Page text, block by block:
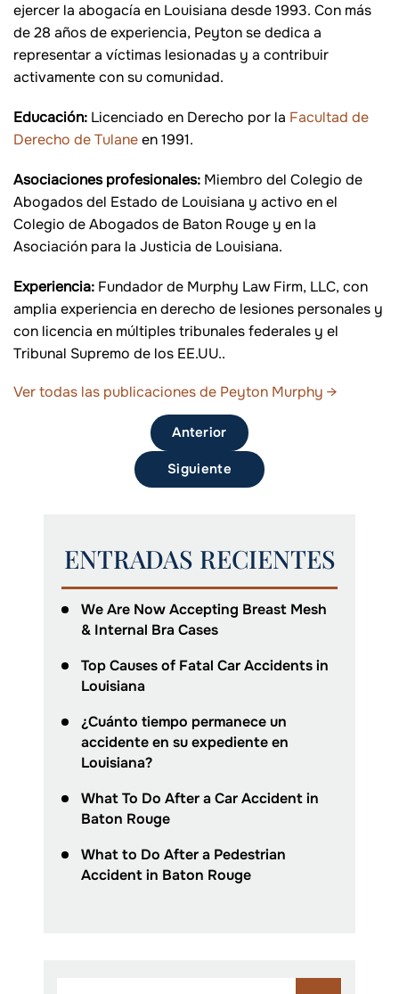
ejercer la abogacía en Louisiana desde 1993. Con más
de 28 años de experiencia, Peyton se dedica a
representar a víctimas lesionadas y a contribuir
activamente con su comunidad.
Educación: Licenciado en Derecho por la Facultad de
Derecho de Tulaneen 1991.
Asociaciones profesionales: Miembro del Colegio de
Abogados del Estado de Louisiana y activo en el
Colegio de Abogados de Baton Rouge y en la
Asociación para la Justicia de Louisiana.
Experiencia: Fundador de Murphy Law Firm, LLC, con
amplia experiencia en derecho de lesiones personales y
con licencia en múltiples tribunales federales y el
Tribunal Supremo de los EE.UU..
Ver todas las publicaciones de Peyton Murphy →
Anterior
Siguiente
ENTRADAS RECIENTES
We Are Now Accepting Breast Mesh
& Internal Bra Cases
Top Causes of Fatal Car Accidents in
Louisiana
¿Cuánto tiempo permanece un
accidente en su expediente en
Louisiana?
What To Do After a Car Accident in
Baton Rouge
What to Do After a Pedestrian
Accident in Baton Rouge